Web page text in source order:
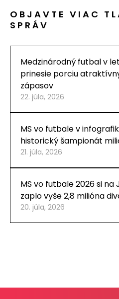
OBJAVTE VIAC
SPRÁV
Medzinárodný futbal v
prinesie porciu
zápasov
22. júla, 2026
MS vo futbale v
historický šampionát
21. júla, 2026
MS vo futbale 2026 si na
zaplo vyše 2,8 milióna
20. júla, 2026